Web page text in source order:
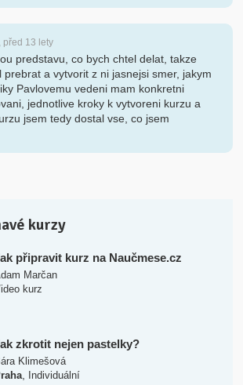
před 13 lety
predstavu, co bych chtel delat, takze
prebrat a vytvorit z ni jasnejsi smer, jakym
Pavlovemu vedeni mam konkretni
jednotlive kroky k vytvoreni kurzu a
jsem tedy dostal vse, co jsem
kurzy
připravit kurz na Naučmese.cz
Marčan
kurz
zkrotit nejen pastelky?
Klimešová
, Individuální